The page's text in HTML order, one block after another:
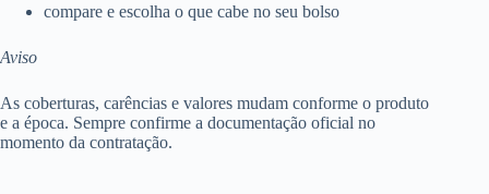
compare e escolha o que cabe no seu bolso
Aviso
As coberturas, carências e valores mudam conforme o produto
e a época. Sempre confirme a documentação oficial no
momento da contratação.